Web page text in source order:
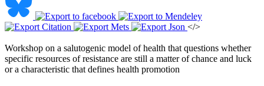
</>
Workshop on a salutogenic model of health that questions whether
specific resources of resistance are still a matter of chance and luck
or a characteristic that defines health promotion ​